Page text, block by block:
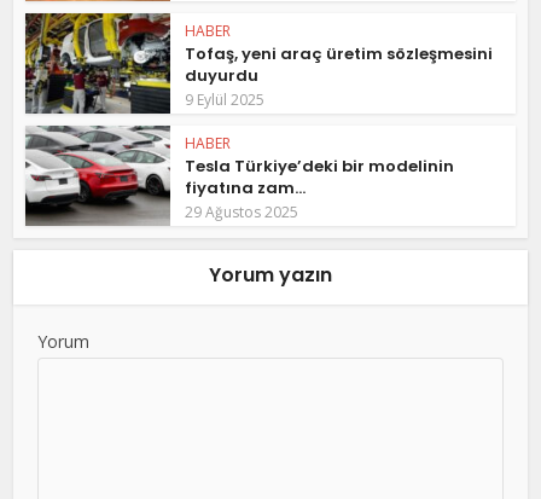
HABER
Tofaş, yeni araç üretim sözleşmesini
duyurdu
9 Eylül 2025
HABER
Tesla Türkiye’deki bir modelinin
fiyatına zam...
29 Ağustos 2025
Yorum yazın
Yorum